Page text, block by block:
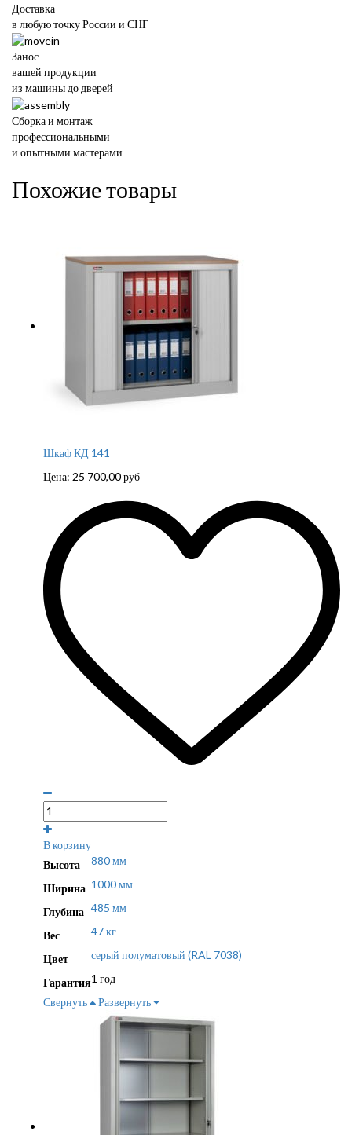
Доставка
в любую точку России и СНГ
Занос
вашей продукции
из машины до дверей
Сборка и монтаж
профессиональными
и опытными мастерами
Похожие товары
Шкаф КД 141
Цена: 25 700,00руб
В корзину
Высота
880 мм
Ширина 1000 мм
Глубина 485 мм
Вес 47 кг
Цвет серый полуматовый (RAL 7038)
Гарантия1 год
Свернуть
Развернуть